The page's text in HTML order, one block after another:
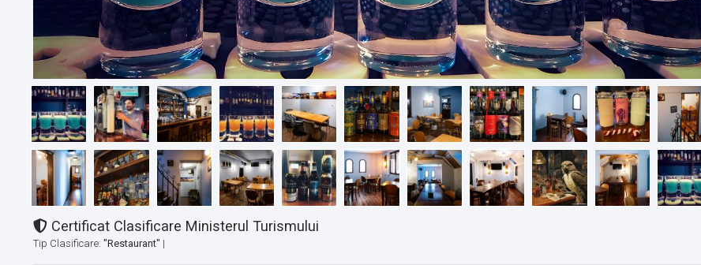
Certificat Clasificare Ministerul Turismului
Tip Clasificare: "Restaurant" |